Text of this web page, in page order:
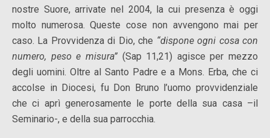
nostre Suore, arrivate nel 2004, la cui presenza è oggi
molto numerosa. Queste cose non avvengono mai per
caso. La Provvidenza di Dio, che “dispone ogni cosa con
numero, peso e misura”(Sap 11,21) agisce per mezzo
degli uomini. Oltre al Santo Padre e a Mons. Erba, che ci
accolse in Diocesi, fu Don Bruno l’uomo provvidenziale
che ci aprì generosamente le porte della sua casa –il
Seminario-, e della sua parrocchia.